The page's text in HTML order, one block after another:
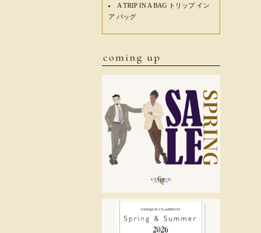
A TRIP IN A BAG トリップ イン
ア バッグ
coming up